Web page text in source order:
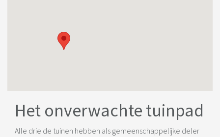
Het onverwachte tuinpad
Alle drie de tuinen hebben als gemeenschappelijke deler